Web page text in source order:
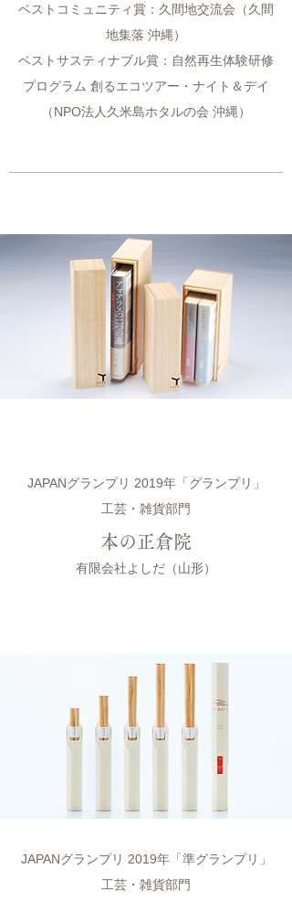
ベストコミュニティ賞：久間地交流会（久間
地集落 沖縄）
ベストサスティナブル賞：自然再生体験研修
プログラム 創るエコツアー・ナイト＆デイ
（NPO法人久米島ホタルの会 沖縄）
JAPANグランプリ 2019年「グランプリ」
工芸・雑貨部門
本の正倉院
有限会社よしだ（山形）
JAPANグランプリ 2019年「準グランプリ」
工芸・雑貨部門